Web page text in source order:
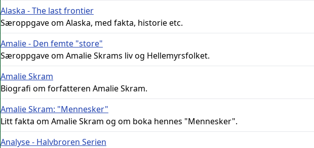
Alaska - The last frontier
Særoppgave om Alaska, med fakta, historie etc.
Amalie - Den femte "store"
Særoppgave om Amalie Skrams liv og Hellemyrsfolket.
Amalie Skram
Biografi om forfatteren Amalie Skram.
Amalie Skram: "Mennesker"
Litt fakta om Amalie Skram og om boka hennes "Mennesker".
Analyse - Halvbroren Serien